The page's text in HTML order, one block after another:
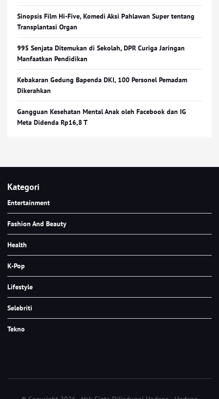
Sinopsis Film Hi-Five, Komedi Aksi Pahlawan Super tentang
Transplantasi Organ
995 Senjata Ditemukan di Sekolah, DPR Curiga Jaringan
Manfaatkan Pendidikan
Kebakaran Gedung Bapenda DKI, 100 Personel Pemadam
Dikerahkan
Gangguan Kesehatan Mental Anak oleh Facebook dan IG
Meta Didenda Rp16,8 T
Kategori
Entertainment
Fashion And Beauty
Health
K-Pop
Lifestyle
Selebriti
Tekno